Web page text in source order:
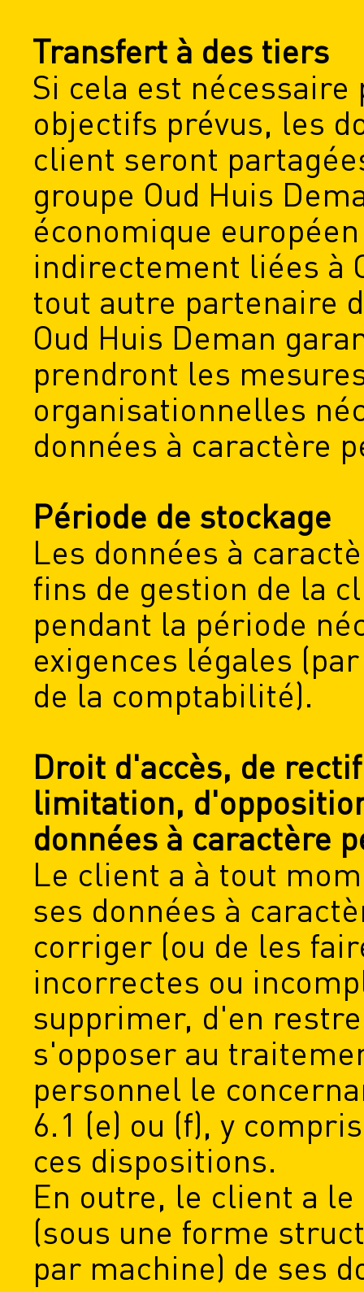
Transfert à des tiers
Si cela est
objectifs prévus, les
client seront
groupe Oud Huis
économique
indirectement liées à
tout autre partenaire
Oud Huis Deman
prendront les
organisationnelles
données à caractère
Période de stockage
Les données à
fins de gestion de la
pendant la période
exigences légales
de la comptabilité).
Droit d'accès, de
limitation,
données à caractère
Le client a à tout
ses données à
corriger (ou de les
incorrectes ou
supprimer, d'en
s'opposer au
personnel le
6.1 (e) ou (f), y
ces dispositions.
En outre, le client a
(sous une forme
par machine) de ses